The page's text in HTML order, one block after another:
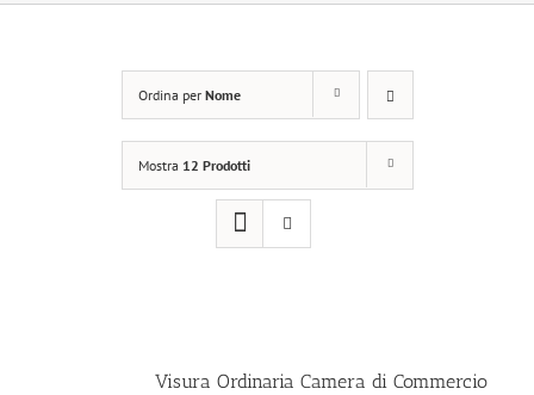
Ordina per Nome
Mostra 12 Prodotti
Visura Ordinaria Camera di Commercio